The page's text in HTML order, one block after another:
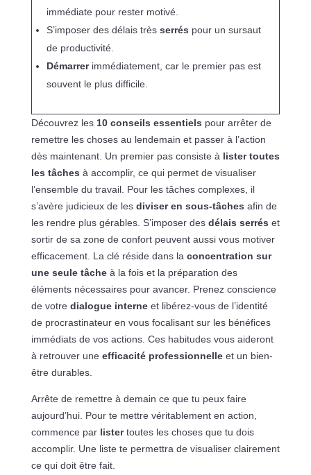
immédiate pour rester motivé.
S’imposer des délais très serrés pour un sursaut
de productivité.
Démarrerimmédiatement, car le premier pas est
souvent le plus difficile.
Découvrez les 10 conseils essentiels pour arrêter de
remettre les choses au lendemain et passer à l’action
dès maintenant. Un premier pas consiste à lister toutes
les tâches à accomplir, ce qui permet de visualiser
l’ensemble du travail. Pour les tâches complexes, il
s’avère judicieux de les diviser en sous-tâches afin de
les rendre plus gérables. S’imposer des délais serrés et
sortir de sa zone de confort peuvent aussi vous motiver
efficacement. La clé réside dans la concentration sur
une seule tâcheà la fois et la préparation des
éléments nécessaires pour avancer. Prenez conscience
de votre dialogue interneet libérez-vous de l’identité
de procrastinateur en vous focalisant sur les bénéfices
immédiats de vos actions. Ces habitudes vous aideront
à retrouver une efficacité professionnelleet un bien-
être durables.
Arrête de remettre à demain ce que tu peux faire
aujourd’hui. Pour te mettre véritablement en action,
commence par listertoutes les choses que tu dois
accomplir. Une liste te permettra de visualiser clairement
ce qui doit être fait.